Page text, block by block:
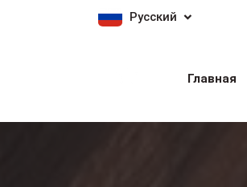
Русский
Главная